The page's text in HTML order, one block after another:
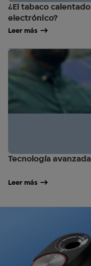
¿El tabaco
electrónico?
Leer más
Tecnología
Leer más